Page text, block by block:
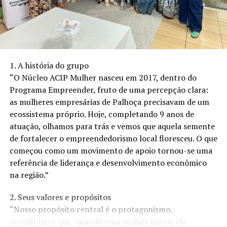
O contrato de assinatura inclui documentação
(transferência, IPVA etc.), seguro total (perda parcial,
perda total, roubo, furto e danos a terceiros) e
manutenção preventiva e corretiva. O cliente só paga
manutenção por uso indevido do veículo e excesso de
Km superior à franquia contratada.
Caporal lembra, ainda, que esse modelo de aluguel
também gera mais oportunidades de mercado para
montadoras e concessionárias. “Além de incrementar as
vendas, há o aumento da carteira de clientes e a
possibilidade de campanhas específicas para esse
público. A grande expectativa no geral é que aconteça
um aumento do número de negócios, aproveitando
pelo método convencional”, diz.
Se apegou, levou!
1. A história do grupo
“O Núcleo ACIP Mulher nasceu em 2017, dentro do
Programa Empreender, fruto de uma percepção clara:
as mulheres empresárias de Palhoça precisavam de um
ecossistema próprio. Hoje, completando 9 anos de
atuação, olhamos para trás e vemos que aquela semente
de fortalecer o empreendedorismo local floresceu. O que
começou como um movimento de apoio tornou-se uma
referência de liderança e desenvolvimento econômico
na região.”
2. Seus valores e propósitos
“Nosso propósito central é o protagonismo.
Acreditamos que, quando uma mulher lidera, ela